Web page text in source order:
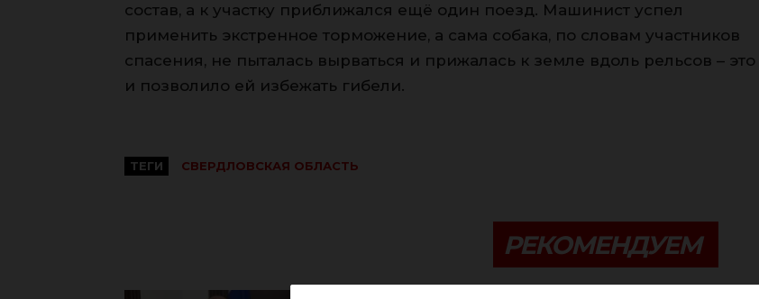
состав, а к участку приближался ещё один поезд. Машинист успел
применить экстренное торможение, а сама собака, по словам участников
спасения, не пыталась вырваться и прижалась к земле вдоль рельсов – это
и позволило ей избежать гибели.
ТЕГИ СВЕРДЛОВСКАЯ ОБЛАСТЬ
РЕКОМЕНДУЕМ